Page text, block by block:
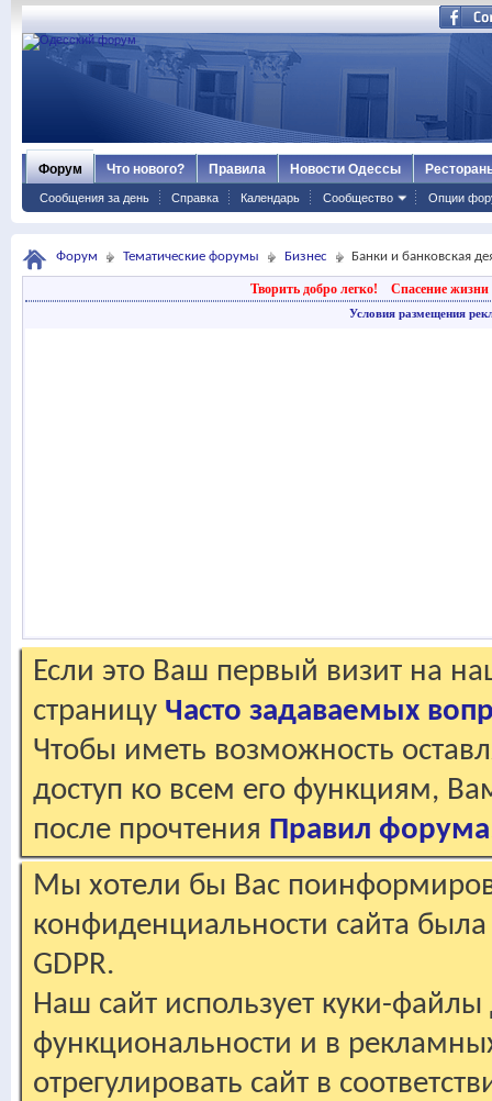
Форум
Сообщения за день Справка Календарь Сообщество Опции
Что нового? Правила Новости Одессы
Форум Тематические форумы Бизнес Банки и банковская
Творить добро легко! Спасение жизни
Условия размещения
Если это Ваш первый визит на
страницу Часто задаваемых
Чтобы иметь возможность
доступ ко всем его функциям,
после прочтения Правил форума
Мы хотели бы Вас
конфиденциальности сайта
GDPR.
Наш сайт использует куки-файлы
функциональности и в
отрегулировать сайт в